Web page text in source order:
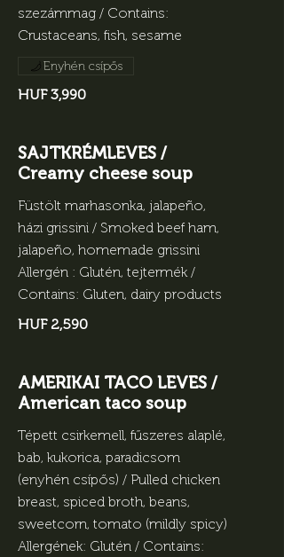
szezámmag / Contains:
Crustaceans, fish, sesame
HUF 3,990
Enyhén csípős
SAJTKRÉMLEVES /
Creamy cheese soup
Füstölt marhasonka, jalapeño,
házi grissini / Smoked beef ham,
jalapeño, homemade grissini
Allergén : Glutén, tejtermék /
Contains: Gluten, dairy products
HUF 2,590
AMERIKAI TACO LEVES /
American taco soup
Tépett csirkemell, fűszeres alaplé,
bab, kukorica, paradicsom
(enyhén csípős) / Pulled chicken
breast, spiced broth, beans,
sweetcorn, tomato (mildly spicy)
Allergének: Glutén / Contains: